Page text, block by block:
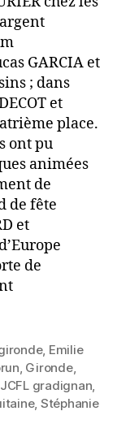
GARCIA et
; dans
et
place.
ont pu
animées
de
de fête
et
de
, Emilie
, Gironde,
JCFL gradignan,
, Stéphanie